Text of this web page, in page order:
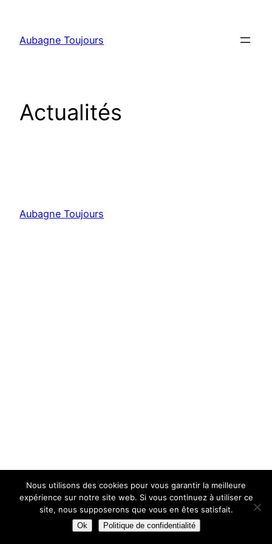
contenu
Aubagne Toujours
Actualités
Aubagne Toujours
Nous utilisons des cookies pour vous garantir la meilleure
expérience sur notre site web. Si vous continuez à utiliser ce
site, nous supposerons que vous en êtes satisfait.
Ok Politique de confidentialité